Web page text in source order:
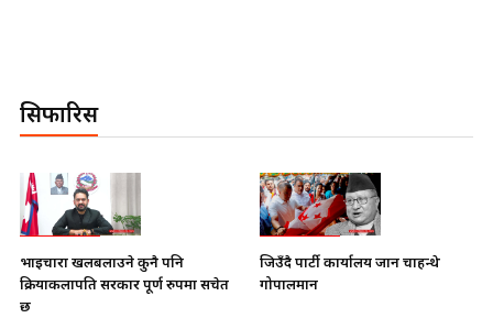
सिफारिस
भाइचारा खलबलाउने कुनै पनि
क्रियाकलापप्रति सरकार पूर्ण रुपमा सचेत
छ
जिउँदै पार्टी कार्यालय जान चाहन्थे
गोपालमान